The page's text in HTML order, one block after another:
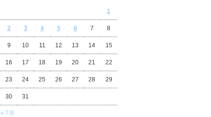
« 7月
1
2 3 4 5 6 7 8
9 10 11 12 13 14 15
16 17 18 19 20 21 22
23 24 25 26 27 28 29
30 31